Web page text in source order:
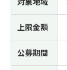
環境・省エ
上限金額
公募期間